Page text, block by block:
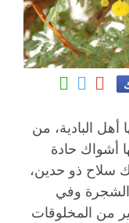
البادية، من
أشواك حادة
سلاح ذو حدين،
الشجرة وفي
من المخلوقات